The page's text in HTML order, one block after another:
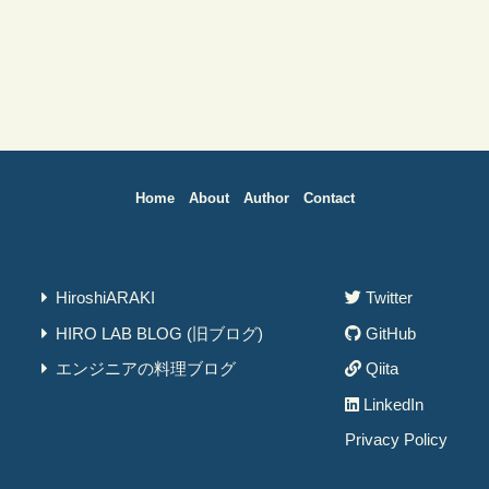
Home About Author Contact
HiroshiARAKI
HIRO LAB BLOG (旧ブログ)
エンジニアの料理ブログ
Twitter
GitHub
Qiita
LinkedIn
Privacy Policy